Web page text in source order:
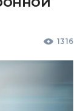
1316